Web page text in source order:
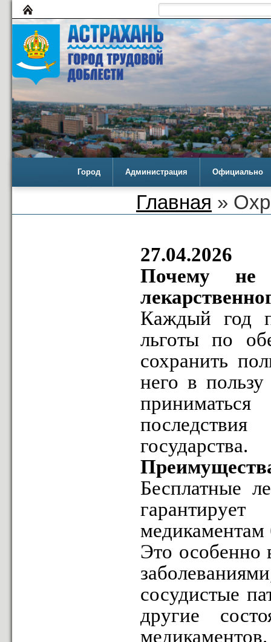
Город Администрация Официально
Главная »
27.04.2026
Почему не
Каждый год
льготы по
сохранить
него в
государства.
Бесплатные
медикаментам
Это особенно
сосудистые
другие
медикаментов.